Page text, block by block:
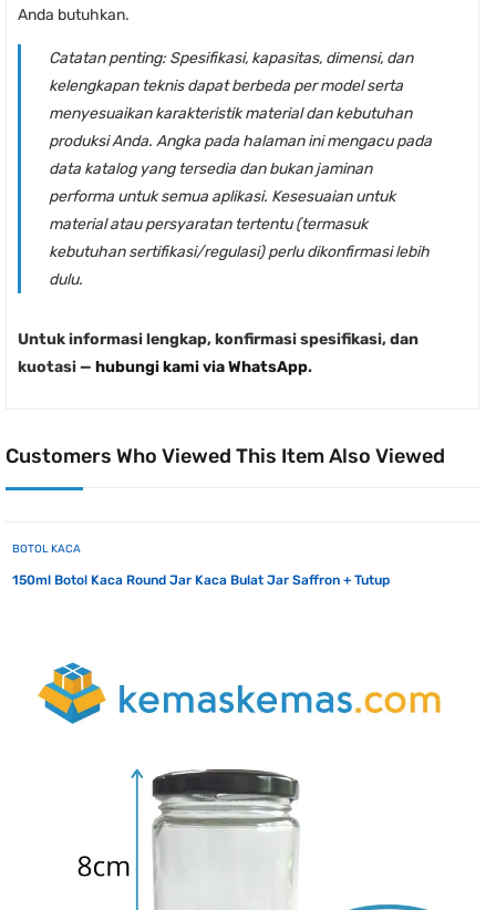
Anda butuhkan.
Catatan penting: Spesifikasi, kapasitas, dimensi, dan
kelengkapan teknis dapat berbeda per model serta
menyesuaikan karakteristik material dan kebutuhan
produksi Anda. Angka pada halaman ini mengacu pada
data katalog yang tersedia dan bukan jaminan
performa untuk semua aplikasi. Kesesuaian untuk
material atau persyaratan tertentu (termasuk
kebutuhan sertifikasi/regulasi) perlu dikonfirmasi lebih
dulu.
Untuk informasi lengkap, konfirmasi spesifikasi, dan
kuotasi — hubungi kami via WhatsApp.
Customers Who Viewed This Item Also Viewed
BOTOL KACA
150ml Botol Kaca Round Jar Kaca Bulat Jar Saffron + Tutup